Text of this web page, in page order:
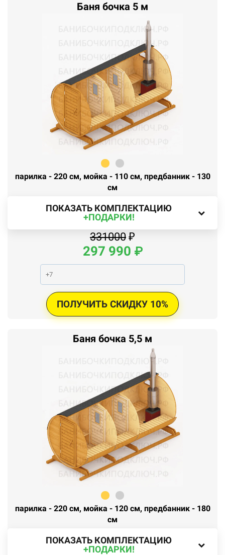
Баня бочка 5 м
парилка - 220 см, мойка - 110 см, предбанник - 130
см
ПОКАЗАТЬ КОМПЛЕКТАЦИЮ
+ПОДАРКИ!
331000 ₽
297 990 ₽
ПОЛУЧИТЬ СКИДКУ 10%
Баня бочка 5,5 м
парилка - 220 см, мойка - 120 см, предбанник - 180
см
ПОКАЗАТЬ КОМПЛЕКТАЦИЮ
+ПОДАРКИ!